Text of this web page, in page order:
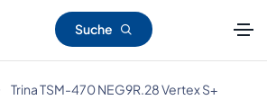
Suche
Trina TSM-470 NEG9R.28 Vertex S+